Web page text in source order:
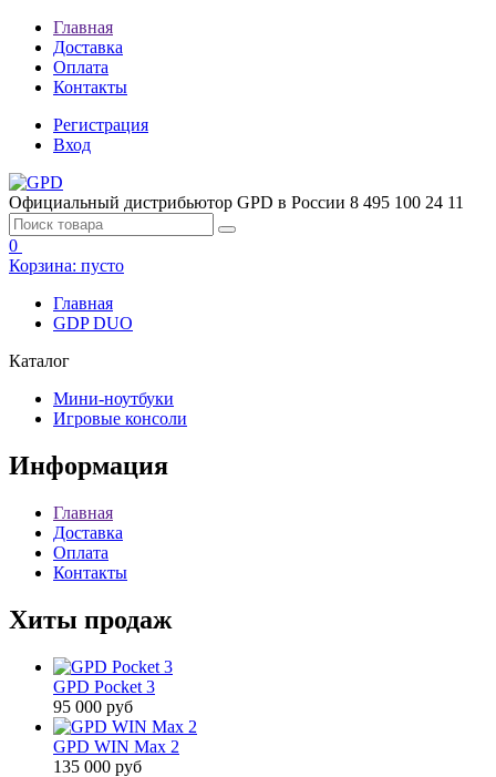
Главная
Доставка
Оплата
Контакты
Регистрация
Вход
Официальный дистрибьютор GPD в России 8 495 100 24 11
0
Корзина: пусто
Главная
GDP DUO
Каталог
Мини-ноутбуки
Игровые консоли
Информация
Главная
Доставка
Оплата
Контакты
Хиты продаж
GPD Pocket 3
95 000 руб
GPD WIN Max 2
135 000 руб